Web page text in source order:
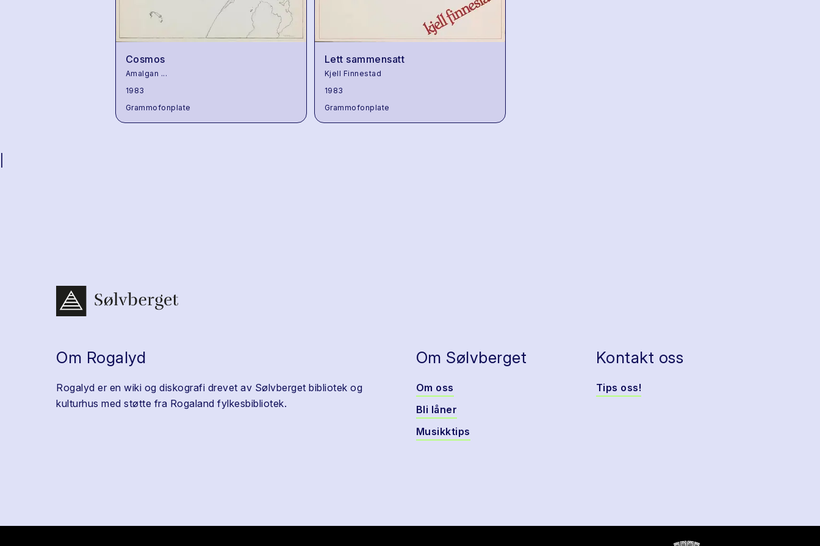
Cosmos
Amalgan ...
1983
Grammofonplate
Lett sammensatt
Kjell Finnestad
1983
Grammofonplate
Om Rogalyd
Rogalyd er en wiki og diskografi drevet av Sølvberget bibliotek og
kulturhus med støtte fra Rogaland fylkesbibliotek.
Om Sølvberget
Om oss
Bli låner
Musikktips
Kontakt oss
Tips oss!